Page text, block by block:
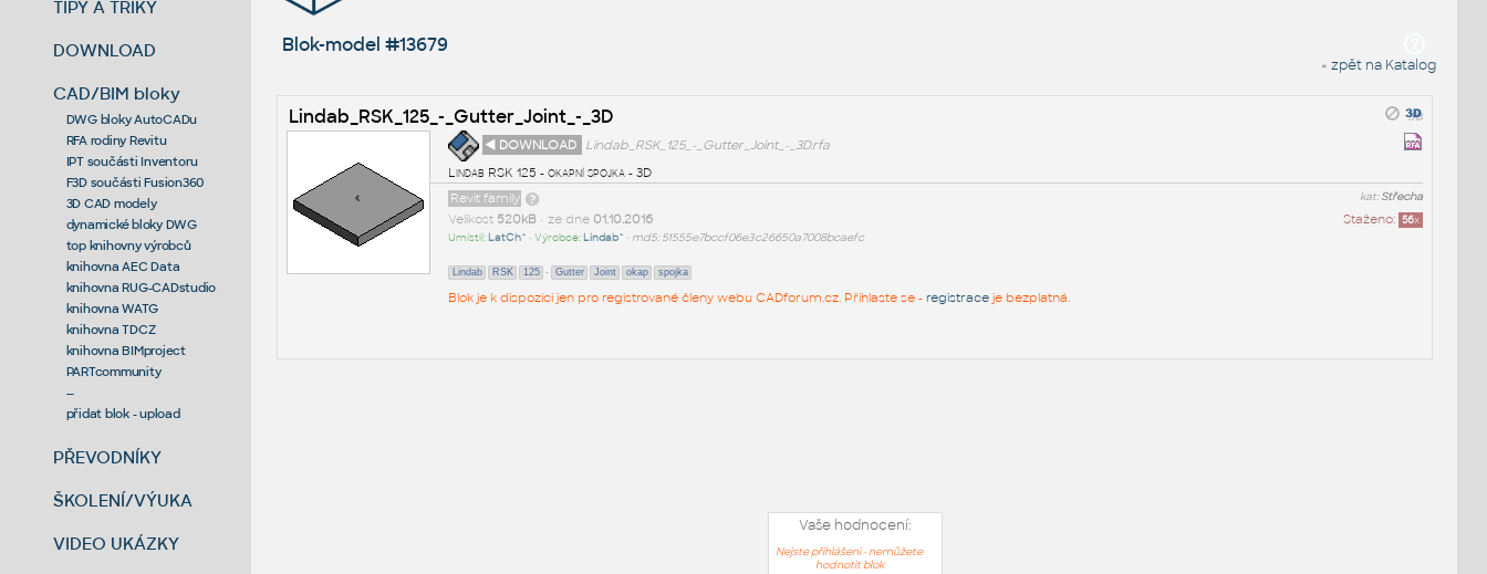
TIPY A TRIKY
DOWNLOAD
CAD/BIM bloky
DWG bloky AutoCADu
RFA rodiny Revitu
IPT součásti Inventoru
F3D součásti Fusion360
3D CAD modely
dynamické bloky DWG
top knihovny výrobců
knihovna AEC Data
knihovna RUG-CADstudio
knihovna WATG
knihovna TDCZ
knihovna BIMproject
PARTcommunity
--
přidat blok - upload
PŘEVODNÍKY
ŠKOLENÍ/VÝUKA
VIDEO UKÁZKY
Blok-model #13679
« zpět na Katalog
Lindab_RSK_125_-_Gutter_Joint_-_3D
◄ DOWNLOAD
Lindab_RSK_125_-_Gutter_Joint_-_3D.rfa
Lindab RSK 125 - okapní spojka - 3D
kat:Střecha
Revit family
Staženo: 56x
Velikost 520kB• ze dne 01.10.2016
Umístil: LatCh^ • Výrobce: Lindab^ • md5: 51555e7bccf06e3c26650a7008bcaefc
Lindab RSK 125 - Gutter Joint okap spojka
Blok je k dispozici jen pro registrované členy webu CADforum.cz. Přihlaste se - registraceje bezplatná.
Vaše hodnocení:
Nejste přihlášeni - nemůžete
hodnotit blok